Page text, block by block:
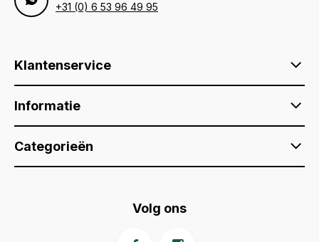
+31 (0) 6 53 96 49 95
Klantenservice
Informatie
Categorieën
Volg ons